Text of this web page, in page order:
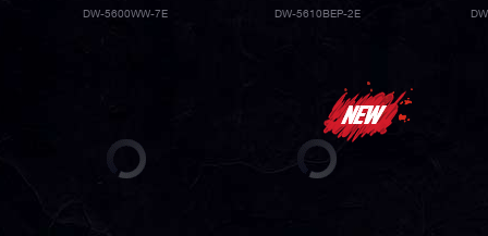
DW-5600WW-7E DW-5610BEP-2E